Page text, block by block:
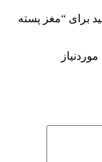
برای “مغز پسته